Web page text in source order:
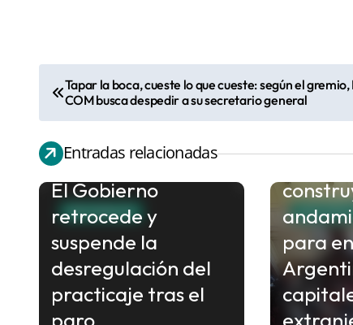
a
v
e
g
Tapar la boca, cueste lo que cueste: según el gremio,
COM busca despedir a su secretario general
Entradas relacionadas
NACIONALES
El Gobierno
retrocede y
suspende la
desregulación del
practicaje tras el
para